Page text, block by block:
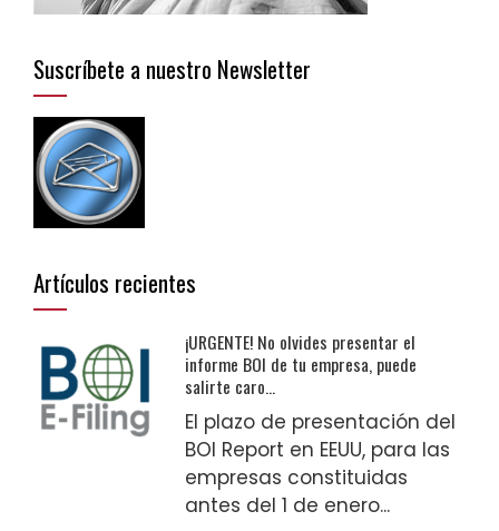
Suscríbete a nuestro Newsletter
Artículos recientes
¡URGENTE! No olvides presentar el
informe BOI de tu empresa, puede
salirte caro…
El plazo de presentación del
BOI Report en EEUU, para las
empresas constituidas
antes del 1 de enero...